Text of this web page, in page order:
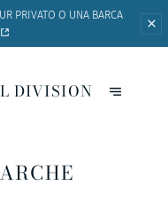
PRIVATO O UNA BARCA
DIVISION